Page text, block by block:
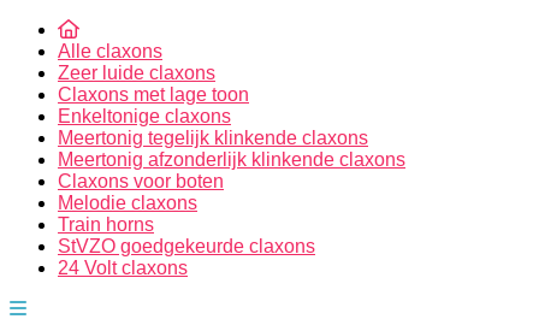
Alle claxons
Zeer luide claxons
Claxons met lage toon
Enkeltonige claxons
Meertonig tegelijk klinkende claxons
Meertonig afzonderlijk klinkende claxons
Claxons voor boten
Melodie claxons
Train horns
StVZO goedgekeurde claxons
24 Volt claxons